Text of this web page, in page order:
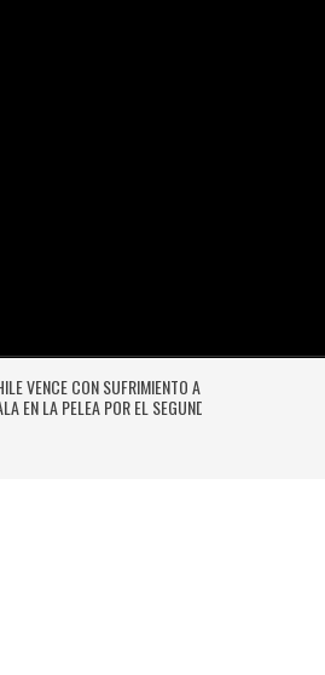
VENCE CON SUFRIMIENTO A AUDAX
EN LA PELEA POR EL SEGUNDO LUGAR